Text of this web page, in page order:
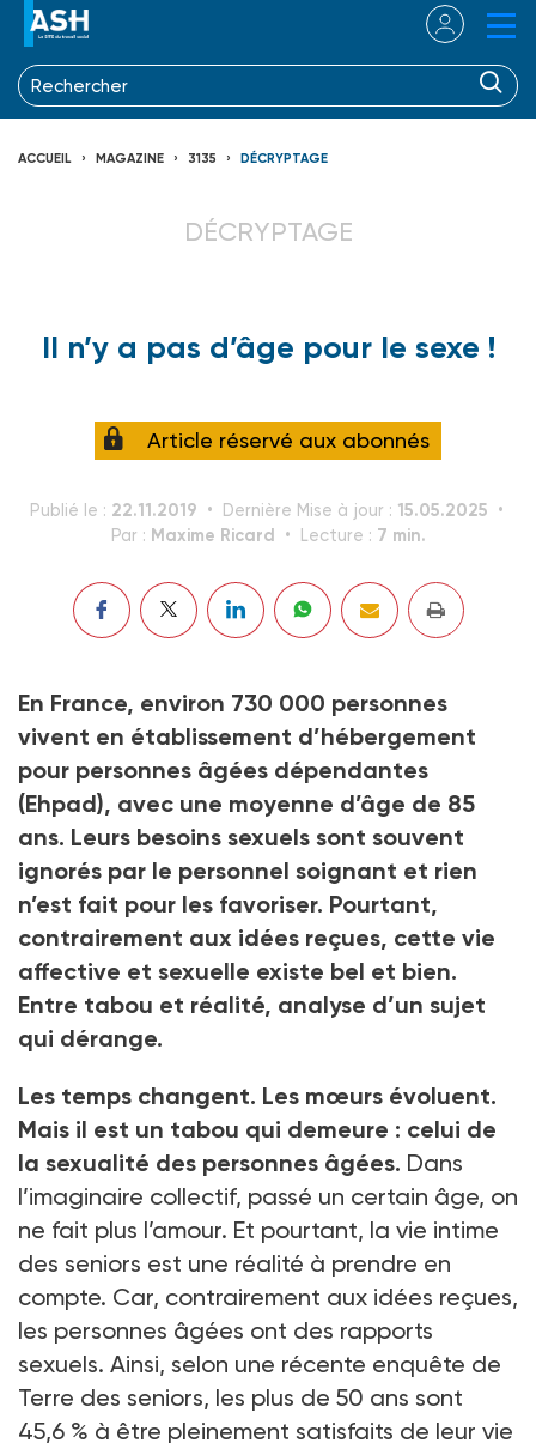
ACCUEIL MAGAZINE 3135 DÉCRYPTAGE
DÉCRYPTAGE
Il n’y a pas d’âge pour le sexe !
Article réservé aux abonnés
Publié le : 22.11.2019 Dernière Mise à jour : 15.05.2025
Par : Maxime Ricard Lecture : 7 min.
En France, environ 730 000 personnes
vivent en établissement d’hébergement
pour personnes âgées dépendantes
(Ehpad), avec une moyenne d’âge de 85
ans. Leurs besoins sexuels sont souvent
ignorés par le personnel soignant et rien
n’est fait pour les favoriser. Pourtant,
contrairement aux idées reçues, cette vie
affective et sexuelle existe bel et bien.
Entre tabou et réalité, analyse d’un sujet
qui dérange.
Les temps changent. Les mœurs évoluent.
Mais il est un tabou qui demeure : celui de
la sexualité des personnes âgées. Dans
l’imaginaire collectif, passé un certain âge, on
ne fait plus l’amour. Et pourtant, la vie intime
des seniors est une réalité à prendre en
compte. Car, contrairement aux idées reçues,
les personnes âgées ont des rapports
sexuels. Ainsi, selon une récente enquête de
Terre des seniors, les plus de 50 ans sont
45,6 % à être pleinement satisfaits de leur vie